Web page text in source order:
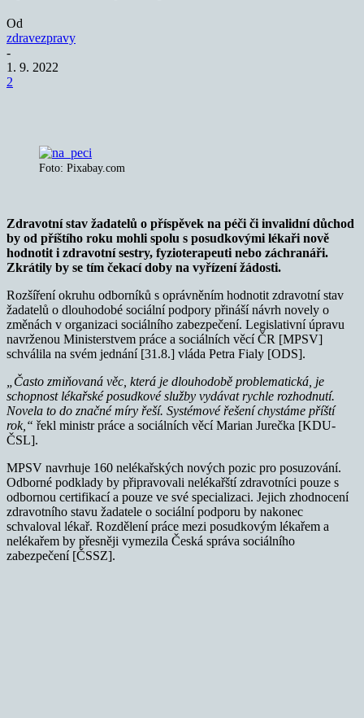
Od
zdravezpravy
-
1. 9. 2022
2
Foto: Pixabay.com
Zdravotní stav žadatelů o příspěvek na péči či invalidní důchod
by od příštího roku mohli spolu s posudkovými lékaři nově
hodnotit i zdravotní sestry, fyzioterapeuti nebo záchranáři.
Zkrátily by se tím čekací doby na vyřízení žádosti.
Rozšíření okruhu odborníků s oprávněním hodnotit zdravotní stav
žadatelů o dlouhodobé sociální podpory přináší návrh novely o
změnách v organizaci sociálního zabezpečení. Legislativní úpravu
navrženou Ministerstvem práce a sociálních věcí ČR [MPSV]
schválila na svém jednání [31.8.] vláda Petra Fialy [ODS].
„Často zmiňovaná věc, která je dlouhodobě problematická, je
schopnost lékařské posudkové služby vydávat rychle rozhodnutí.
Novela to do značné míry řeší. Systémové řešení chystáme příští
rok,“ řekl ministr práce a sociálních věcí Marian Jurečka [KDU-
ČSL].
MPSV navrhuje 160 nelékařských nových pozic pro posuzování.
Odborné podklady by připravovali nelékařští zdravotníci pouze s
odbornou certifikací a pouze ve své specializaci. Jejich zhodnocení
zdravotního stavu žadatele o sociální podporu by nakonec
schvaloval lékař. Rozdělení práce mezi posudkovým lékařem a
nelékařem by přesněji vymezila Česká správa sociálního
zabezpečení [ČSSZ].